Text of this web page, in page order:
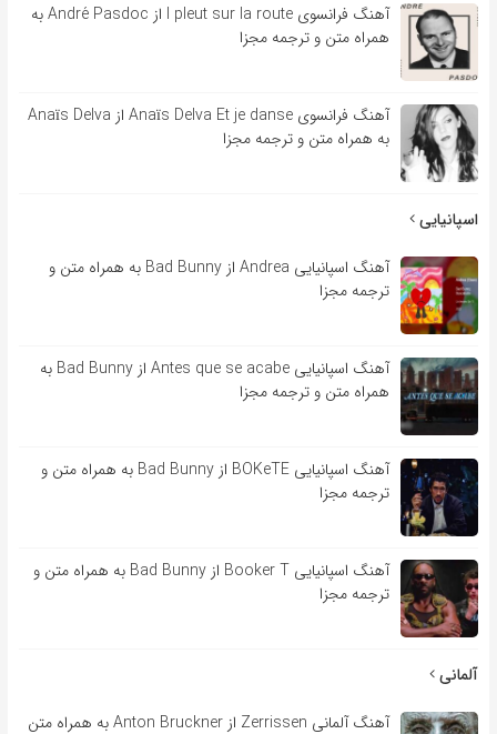
آهنگ فرانسوی l pleut sur la route از André Pasdoc به
همراه متن و ترجمه مجزا
آهنگ فرانسوی Anaïs Delva Et je danse از Anaïs Delva
به همراه متن و ترجمه مجزا
اسپانیایی
آهنگ اسپانیایی Andrea از Bad Bunny به همراه متن و
ترجمه مجزا
آهنگ اسپانیایی Antes que se acabe از Bad Bunny به
همراه متن و ترجمه مجزا
آهنگ اسپانیایی BOKeTE از Bad Bunny به همراه متن و
ترجمه مجزا
آهنگ اسپانیایی Booker T از Bad Bunny به همراه متن و
ترجمه مجزا
آلمانی
آهنگ آلمانی Zerrissen از Anton Bruckner به همراه متن